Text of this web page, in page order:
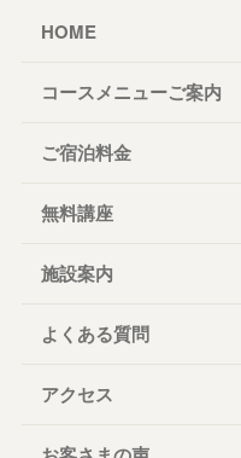
HOME
コースメニューご案内
ご宿泊料金
無料講座
施設案内
よくある質問
アクセス